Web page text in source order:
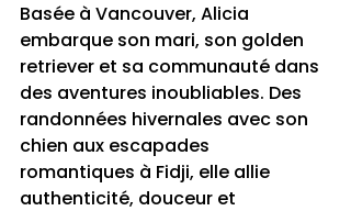
Basée à Vancouver, Alicia
embarque son mari, son golden
retriever et sa communauté dans
des aventures inoubliables. Des
randonnées hivernales avec son
chien aux escapades
romantiques à Fidji, elle allie
authenticité, douceur et